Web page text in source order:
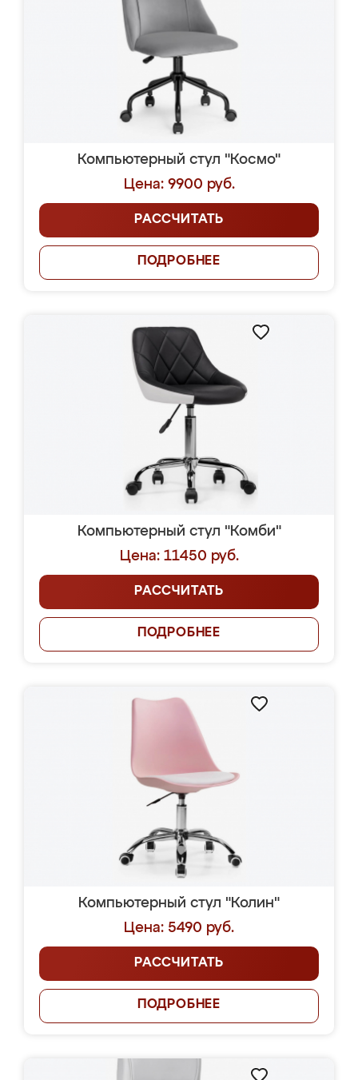
Компьютерный стул "Космо"
Цена: 9900 руб.
РАССЧИТАТЬ
ПОДРОБНЕЕ
Компьютерный стул "Комби"
Цена: 11450 руб.
РАССЧИТАТЬ
ПОДРОБНЕЕ
Компьютерный стул "Колин"
Цена: 5490 руб.
РАССЧИТАТЬ
ПОДРОБНЕЕ